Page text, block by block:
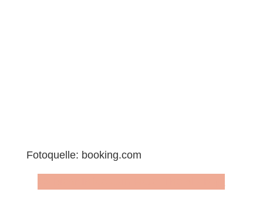
Fotoquelle: booking.com